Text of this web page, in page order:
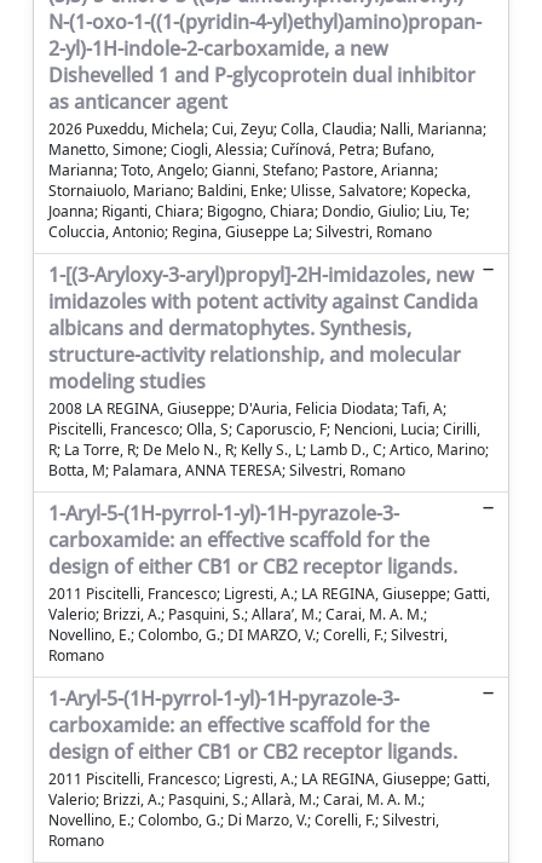
N-(1-oxo-1-((1-(pyridin-4-yl)ethyl)amino)propan-
2-yl)-1H-indole-2-carboxamide, a new
Dishevelled 1 and P-glycoprotein dual inhibitor
as anticancer agent
2026 Puxeddu, Michela; Cui, Zeyu; Colla, Claudia; Nalli, Marianna;
Manetto, Simone; Ciogli, Alessia; Cuřínová, Petra; Bufano,
Marianna; Toto, Angelo; Gianni, Stefano; Pastore, Arianna;
Stornaiuolo, Mariano; Baldini, Enke; Ulisse, Salvatore; Kopecka,
Joanna; Riganti, Chiara; Bigogno, Chiara; Dondio, Giulio; Liu, Te;
Coluccia, Antonio; Regina, Giuseppe La; Silvestri, Romano
1-[(3-Aryloxy-3-aryl)propyl]-2H-imidazoles, new
imidazoles with potent activity against Candida
albicans and dermatophytes. Synthesis,
structure-activity relationship, and molecular
modeling studies
2008 LA REGINA, Giuseppe; D'Auria, Felicia Diodata; Tafi, A;
Piscitelli, Francesco; Olla, S; Caporuscio, F; Nencioni, Lucia; Cirilli,
R; La Torre, R; De Melo N., R; Kelly S., L; Lamb D., C; Artico, Marino;
Botta, M; Palamara, ANNA TERESA; Silvestri, Romano
1-Aryl-5-(1H-pyrrol-1-yl)-1H-pyrazole-3-
carboxamide: an effective scaffold for the
design of either CB1 or CB2 receptor ligands.
2011 Piscitelli, Francesco; Ligresti, A.; LA REGINA, Giuseppe; Gatti,
Valerio; Brizzi, A.; Pasquini, S.; Allara’, M.; Carai, M. A. M.;
Novellino, E.; Colombo, G.; DI MARZO, V.; Corelli, F.; Silvestri,
Romano
1-Aryl-5-(1H-pyrrol-1-yl)-1H-pyrazole-3-
carboxamide: an effective scaffold for the
design of either CB1 or CB2 receptor ligands.
2011 Piscitelli, Francesco; Ligresti, A.; LA REGINA, Giuseppe; Gatti,
Valerio; Brizzi, A.; Pasquini, S.; Allarà, M.; Carai, M. A. M.;
Novellino, E.; Colombo, G.; Di Marzo, V.; Corelli, F.; Silvestri,
Romano